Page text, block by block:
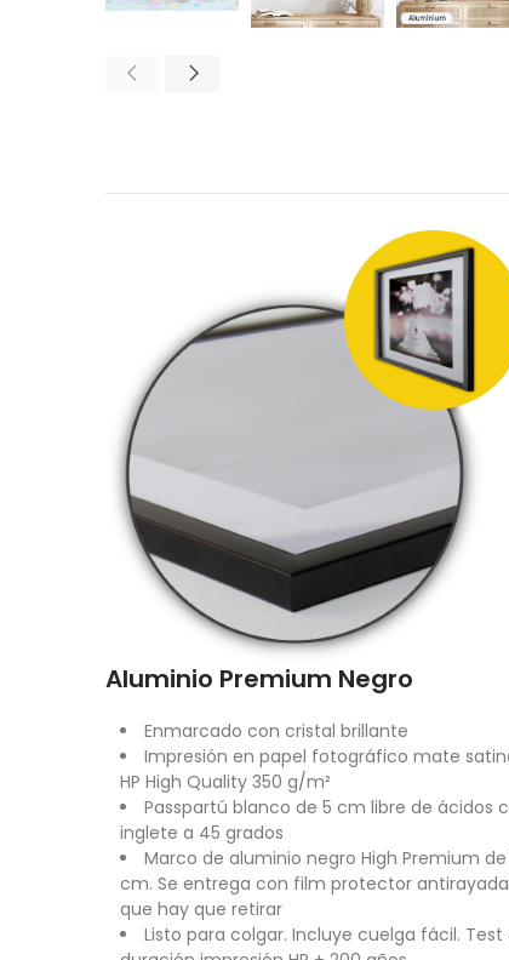
Aluminio Premium Negro
Enmarcado con cristal brillante
Impresión en papel fotográfico mate
HP High Quality 350 g/m²
Passpartú blanco de 5 cm libre de ácidos
inglete a 45 grados
Marco de aluminio negro High Premium de
cm. Se entrega con film protector
que hay que retirar
Listo para colgar. Incluye cuelga fácil. Test